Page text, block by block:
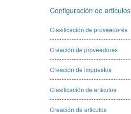
Configuración de articulos
Clasificación de proveedores
Creación de proveedores
Creación de impuestos
Clasificación de artículos
Creación de artículos